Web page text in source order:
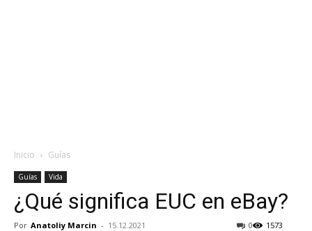
Inicio Guías
Guías Vida
¿Qué significa EUC en eBay?
Por Anatoliy Marcin - 15.12.2021 1573
0